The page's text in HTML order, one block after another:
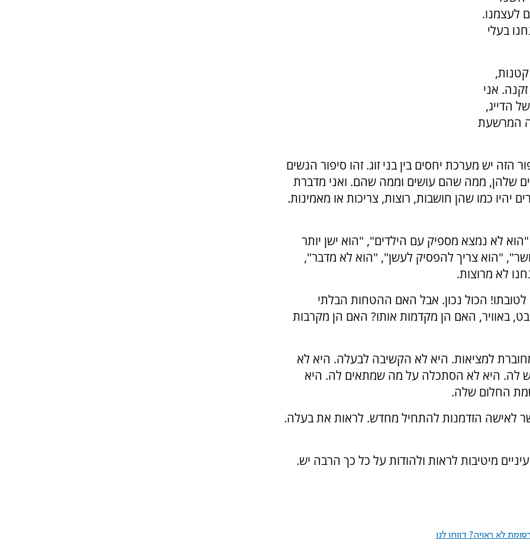
לעצמנו.
בעלי
אני
הדייג,
המרשעת
הזה יש מערכת יחסים בין בני זוג. זהו סיפור הנשים
שלהן, ממה שהם עושים וממה שהם. ואני מדברת
יהיו כמו שהן חושבות, רוצות, צריכות או מאמינות.
לא נמצא מספיק עם הילדים", "הוא ישן יותר
"הוא צריך להפסיק לעשן", "הוא לא מדבר",
לא מרוצות.
לטובתו! הכול נכון. אבל האם ההטחות הבלתי
באוויר, האם הן מקדמות אותו? האם הן מקרבות
למציאות. היא לא הקשיבה לבעלה. היא לא
לה. היא לא הסתכלה על מה שמתאים לה. היא
החלום שלה.
לאישה הזדמנות להתחיל מחדש. לראות את בעלה.
מיטיבות לראות ולהודות על כל כך הרבה יש.
לא ראויה? דווחו לנו